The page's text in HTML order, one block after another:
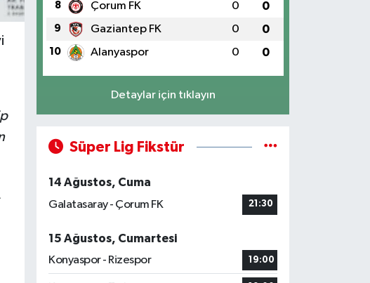
8 Çorum FK 0 0
9 Gaziantep FK 0 0
10 Alanyaspor 0 0
Detaylar için tıklayın
Süper Lig Fikstür
14 Ağustos, Cuma
Galatasaray - Çorum FK
21:30
15 Ağustos, Cumartesi
Konyaspor - Rizespor
19:00